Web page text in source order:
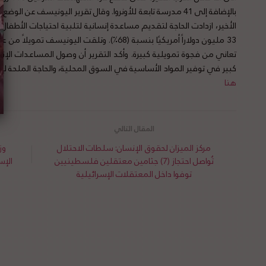
بالإضافة إلى 41 مدرسة تابعة للأونروا.
وقال تقرير اليونيسف عن
33 مليون دولاراً أمريكيًا بنسبة (68٪).
وتلقت اليونيسف تمويلاً من
تعاني من فجوة تمويلية كبيرة. وأكد التقرير أن وصول المساعدات
كبير في توفير المواد الأساسية في السوق المحلية، والحاجة الملحة
هنا
مركز الميزان لحقوق الإنسان: سلطات الاحتلال
تُواصل احتجاز (7) جثامين معتقلين فلسطينيين
توفوا داخل المعتقلات الإسرائيلية